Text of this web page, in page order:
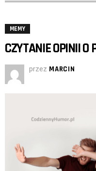
MEMY
CZYTANIE OPINII O
przez MARCIN